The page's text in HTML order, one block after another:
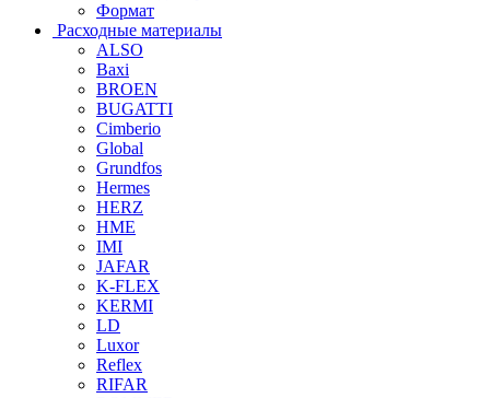
Формат
Расходные материалы
ALSO
Baxi
BROEN
BUGATTI
Cimberio
Global
Grundfos
Hermes
HERZ
HME
IMI
JAFAR
K-FLEX
KERMI
LD
Luxor
Reflex
RIFAR